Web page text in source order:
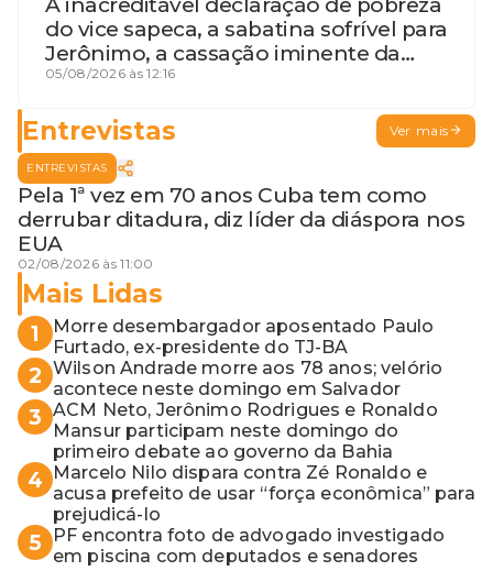
A inacreditável declaração de pobreza
do vice sapeca, a sabatina sofrível para
Jerônimo, a cassação iminente da
desembargadora e a vaga do Quinto
05/08/2026 às 12:16
Entrevistas Ver mais
ENTREVISTAS
Pela 1ª vez em 70 anos Cuba tem como
derrubar ditadura, diz líder da diáspora nos
EUA
02/08/2026 às 11:00
Mais Lidas
1
Morre desembargador aposentado Paulo
Furtado, ex-presidente do TJ-BA
2 Wilson Andrade morre aos 78 anos; velório
acontece neste domingo em Salvador
3 ACM Neto, Jerônimo Rodrigues e Ronaldo
Mansur participam neste domingo do
primeiro debate ao governo da Bahia
4
Marcelo Nilo dispara contra Zé Ronaldo e
acusa prefeito de usar “força econômica” para
prejudicá-lo
5
PF encontra foto de advogado investigado
em piscina com deputados e senadores